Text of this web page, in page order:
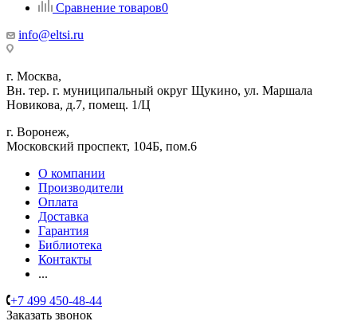
Сравнение товаров0
info@eltsi.ru
г. Москва,
Вн. тер. г. муниципальный округ Щукино, ул. Маршала
Новикова, д.7, помещ. 1/Ц
г. Воронеж,
​Московский проспект, 104Б, пом.6
О компании
Производители
Оплата
Доставка
Гарантия
Библиотека
Контакты
...
+7 499 450-48-44
Заказать звонок